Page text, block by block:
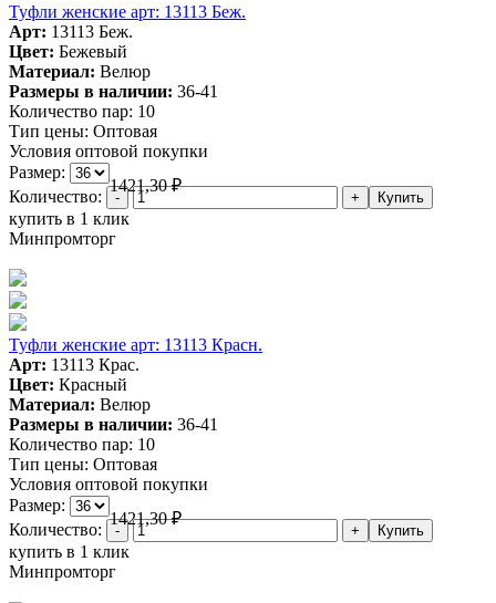
Туфли женские арт: 13113 Беж.
Арт: 13113 Беж.
Цвет: Бежевый
Материал: Велюр
Размеры в наличии: 36-41
Количество пар: 10
Тип цены: Оптовая
Условия оптовой покупки
Размер:
1421,30₽
Количество:
купить в 1 клик
Минпромторг
Туфли женские арт: 13113 Красн.
Арт: 13113 Крас.
Цвет: Красный
Материал: Велюр
Размеры в наличии: 36-41
Количество пар: 10
Тип цены: Оптовая
Условия оптовой покупки
Размер:
1421,30₽
Количество:
купить в 1 клик
Минпромторг